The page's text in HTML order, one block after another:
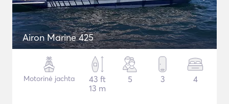
Airon Marine 425
Motorinė jachta
43 ft
13 m
5 3 4